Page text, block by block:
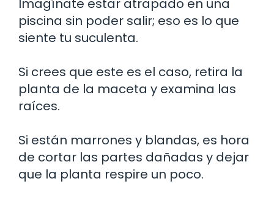
Imagínate estar atrapado en una
piscina sin poder salir; eso es lo que
siente tu suculenta.
Si crees que este es el caso, retira la
planta de la maceta y examina las
raíces.
Si están marrones y blandas, es hora
de cortar las partes dañadas y dejar
que la planta respire un poco.